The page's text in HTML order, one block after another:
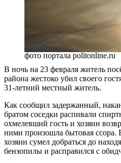
фото портала politonline.ru
В ночь на 23 февраля житель
района жестоко убил своего
31-летний местный житель.
Как сообщил задержанный,
братом соседки распивали
охмелевший гость и хозяин
ними произошла бытовая ссора.
хозяин сумел добраться до
бензопилы и расправился с